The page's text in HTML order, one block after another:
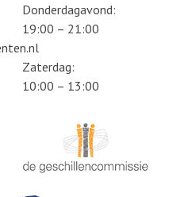
Donderdagavond:
19:00 – 21:00
Zaterdag:
10:00 – 13:00